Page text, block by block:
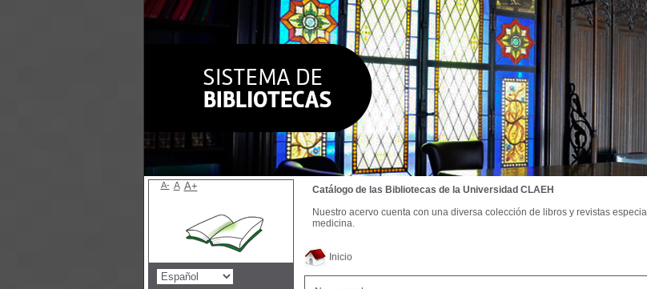
Inicio
Catálogo de las Bibliotecas de la Universidad CLAEH
Nuestro acervo cuenta con una diversa colección de libros y revistas
medicina.
A- A A+